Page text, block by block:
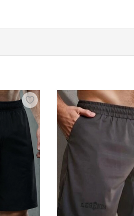
их основная задача. Кроме
отводить влагу и
и свободу движений, что
для тех, кто занимается
с рашгардом и шортами,